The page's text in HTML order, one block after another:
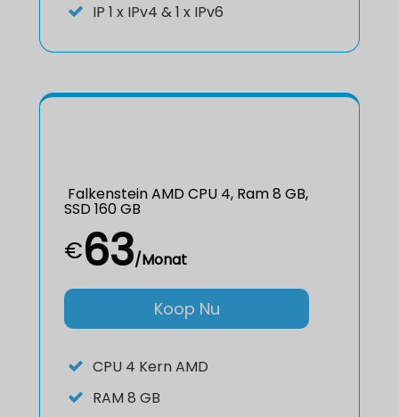
IP 1 x IPv4 & 1 x IPv6
Falkenstein AMD CPU 4, Ram 8 GB,
SSD 160 GB
€63/Monat
Koop Nu
CPU 4 Kern AMD
RAM 8 GB